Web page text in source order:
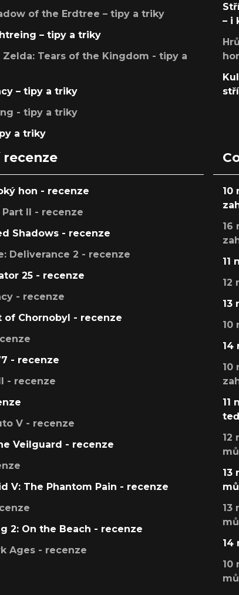
of the Erdtree – tipy a triky
– tipy a triky
Tears of the Kingdom - tipy a
– tipy a triky
- tipy a triky
a triky
– i
hon - recenze
II - recenze
Shadows - recenze
Deliverance 2 - recenze
25 - recenze
- recenze
of Chornobyl - recenze
- recenze
- recenze
V - recenze
Veilguard - recenze
V: The Phantom Pain - recenze
2: On the Beach - recenze
Ages - recenze
10
16
11
12
13
10
14
10
11
12
13
13
14
10